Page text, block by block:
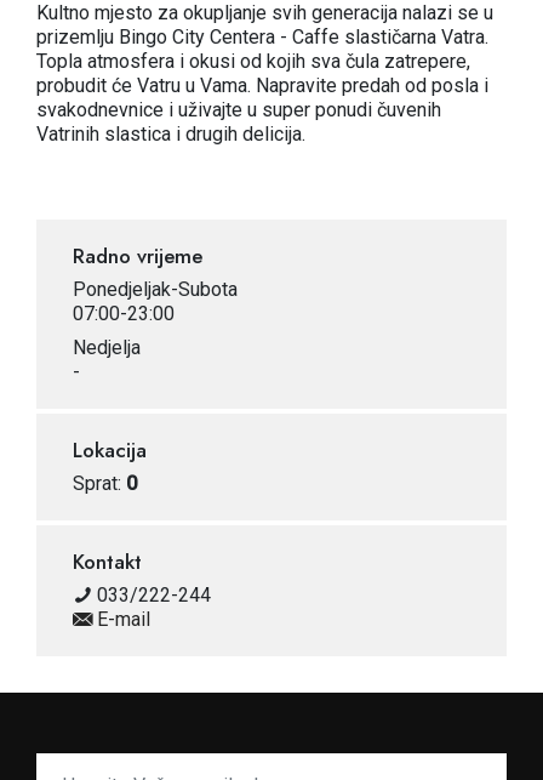
Kultno mjesto za okupljanje svih generacija nalazi se u
prizemlju Bingo City Centera - Caffe slastičarna Vatra.
Topla atmosfera i okusi od kojih sva čula zatrepere,
probudit će Vatru u Vama. Napravite predah od posla i
svakodnevnice i uživajte u super ponudi čuvenih
Vatrinih slastica i drugih delicija.
Radno vrijeme
Ponedjeljak-Subota
07:00-23:00
Nedjelja
-
Lokacija
Sprat: 0
Kontakt
033/222-244
E-mail